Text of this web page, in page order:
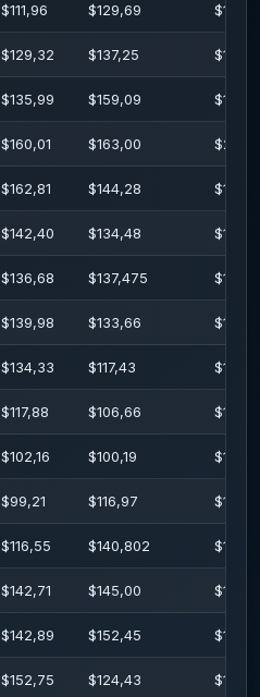
$111,96 $129,69 $
$129,32 $137,25 $
$135,99 $159,09 $
$160,01 $163,00 $
$162,81 $144,28 $
$142,40 $134,48 $
$136,68 $137,475 $
$139,98 $133,66 $
$134,33 $117,43 $
$117,88 $106,66 $
$102,16 $100,19 $
$99,21 $116,97 $117,31
$116,55 $140,802 $
$142,71 $145,00 $
$142,89 $152,45 $
$152,75 $124,43 $